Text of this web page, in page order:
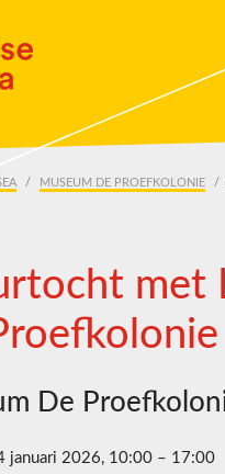
MUSEUM DE PROEFKOLONIE
met
De
januari 2026, 10:00 – 17:00